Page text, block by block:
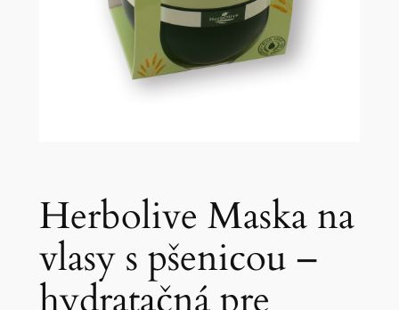
Herbolive Maska na
vlasy s pšenicou –